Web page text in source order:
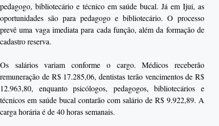
pedagogo, bibliotecário e técnico em saúde bucal. Já em Ijuí, as
oportunidades são para pedagogo e bibliotecário. O processo
prevê uma vaga imediata para cada função, além da formação de
cadastro reserva.
Os salários variam conforme o cargo. Médicos receberão
remuneração de R$ 17.285,06, dentistas terão vencimentos de R$
12.963,80, enquanto psicólogos, pedagogos, bibliotecários e
técnicos em saúde bucal contarão com salário de R$ 9.922,89. A
carga horária é de 40 horas semanais.